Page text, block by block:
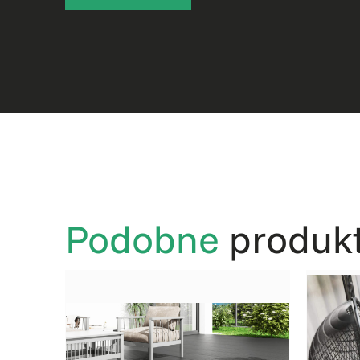
Podobne